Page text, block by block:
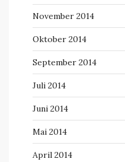
November 2014
Oktober 2014
September 2014
Juli 2014
Juni 2014
Mai 2014
April 2014